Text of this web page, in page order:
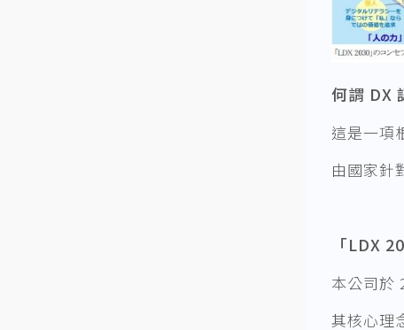
何謂 DX
這是一項
由國家針
「LDX
本公司於
其核心理